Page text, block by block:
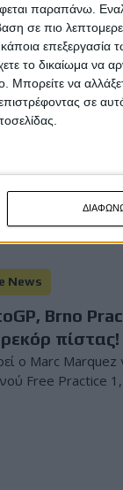
παραπάνω.
σε πιο
το δικαίωμα να
Μπορείτε να
σε
News
Brno:
για τον Ai
pole position
News
Brno
ο Marc
Free Practice 1,